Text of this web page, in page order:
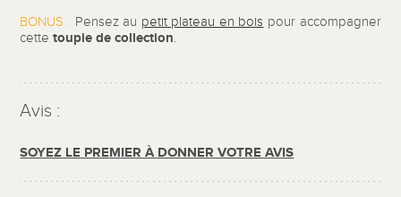
BONUS : Pensez au petit plateau en bois pour accompagner
cettetoupie de collection.
Avis :
SOYEZ LE PREMIER À DONNER VOTRE AVIS